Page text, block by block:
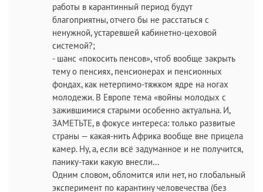
работы в карантинный период будут
благоприятны, отчего бы не расстаться с
ненужной, устаревшей кабинетно-цеховой
системой?;
- шанс «покосить пенсов», чтоб вообще закрыть
тему о пенсиях, пенсионерах и пенсионных
фондах, как нетерпимо-тяжком ядре на ногах
молодежи. В Европе тема «войны молодых с
зажившимися старыми особенно актуальна. И,
ЗАМЕТЬТЕ, в фокусе интереса: только развитые
страны — какая-нить Африка вообще вне прицела
камер. Ну, а, если всё задуманное и не получится,
панику-таки какую внесли…
Одним словом, обломится или нет, но глобальный
эксперимент по карантину человечества (без